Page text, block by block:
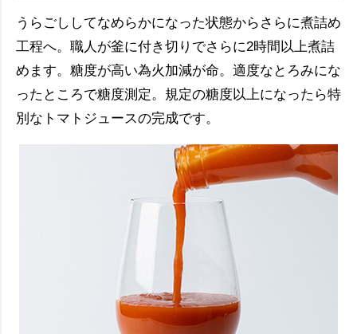
うらごししてなめらかになった状態からさらに煮詰め
工程へ。職人が釜に付き切りでさらに2時間以上煮詰
めます。糖度が高い為火加減が命。適度なとろみにな
ったところで糖度測定。規定の糖度以上になったら特
別なトマトジュースの完成です。